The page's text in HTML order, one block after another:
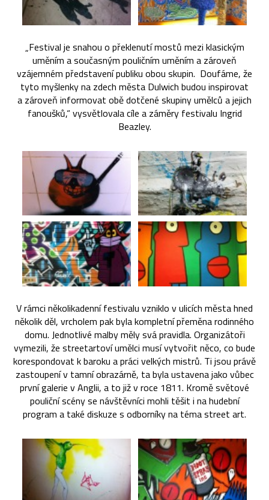
„Festival je snahou o překlenutí mostů mezi klasickým
uměním a současným pouličním uměním a zároveň
vzájemném představení publiku obou skupin. Doufáme, že
tyto myšlenky na zdech města Dulwich budou inspirovat
a zároveň informovat obě dotčené skupiny umělců a jejich
fanoušků,“ vysvětlovala cíle a záměry festivalu Ingrid
Beazley.
V rámci několikadenní festivalu vzniklo v ulicích města hned
několik děl, vrcholem pak byla kompletní přeměna rodinného
domu. Jednotlivé malby měly svá pravidla. Organizátoři
vymezili, že streetartoví umělci musí vytvořit něco, co bude
korespondovat k baroku a práci velkých mistrů. Ti jsou právě
zastoupení v tamní obrazárně, ta byla ustavena jako vůbec
první galerie v Anglii, a to již v roce 1811. Kromě světové
pouliční scény se návštěvníci mohli těšit i na hudební
program a také diskuze s odborníky na téma street art.